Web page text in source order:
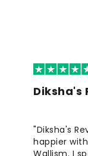
Diksha's
"Diksha's
happier
Wallism. I